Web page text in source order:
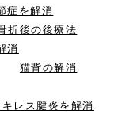
症を解消
折後の後療法
消
猫背の解消
キレス腱炎を解消